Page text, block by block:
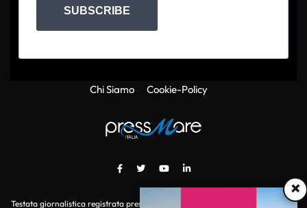
×
SUBSCRIBE
Chi Siamo Cookie-Policy
Testata giornalistica registrata presso il Tribunale di Roma con autorizzazione